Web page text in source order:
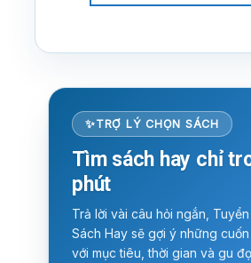
TRỢ LÝ CHỌN SÁCH
Tìm sách hay chỉ
phút
Trả lời vài câu hỏi ngắn, Tuyển
Sách Hay sẽ gợi ý những
với mục tiêu, thời gian và gu